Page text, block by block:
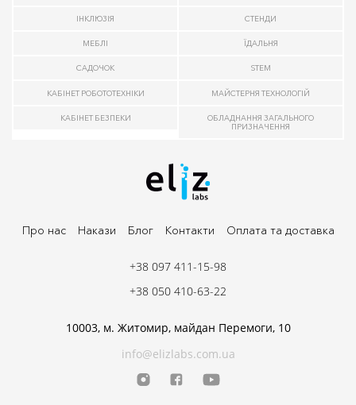
ІНКЛЮЗІЯ СТЕНДИ
МЕБЛІ ЇДАЛЬНЯ
САДОЧОК STEM
КАБІНЕТ РОБОТОТЕХНІКИ МАЙСТЕРНЯ ТЕХНОЛОГІЙ
КАБІНЕТ БЕЗПЕКИ
ОБЛАДНАННЯ ЗАГАЛЬНОГО
ПРИЗНАЧЕННЯ
Про нас Накази Блог Контакти Оплата та доставка
10003, м. Житомир, майдан Перемоги, 10
info@elizlabs.com.ua
+38 097 411-15-98
+38 050 410-63-22